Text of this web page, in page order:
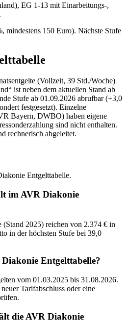
EG 1-13 mit Einarbeitungs-,
mindestens 150 Euro). Nächste Stufe
(Vollzeit, 39 Std./Woche)
ist neben dem aktuellen Stand ab
Stufe ab 01.09.2026 abrufbar (+3,0
festgesetzt). Einzelne
Bayern, DWBO) haben eigene
sind nicht enthalten.
rechnerisch abgeleitet.
Entgelttabelle.
im AVR Diakonie
2025) reichen von 2.374 € in
in der höchsten Stufe bei 39,0
Entgelttabelle?
vom 01.03.2025 bis 31.08.2026.
Tarifabschluss oder eine
die AVR Diakonie